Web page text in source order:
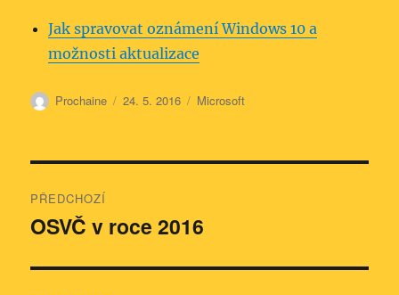
Jak spravovat oznámení Windows 10 a
možnosti aktualizace
Autor:
Prochaine Publikováno:
24. 5. 2016 Rubriky:
Microsoft
pro
PŘEDCHOZÍ
Předchozí
OSVČ v roce 2016